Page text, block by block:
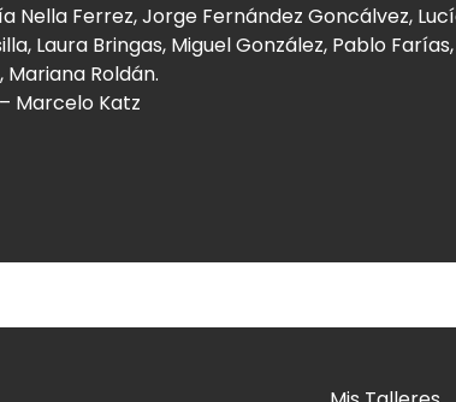
Nella Ferrez, Jorge Fernández Goncálvez,
Laura Bringas, Miguel González, Pablo
Roldán.
Marcelo Katz